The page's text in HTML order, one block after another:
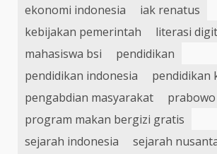
ekonomi indonesia
iak renatus
kebijakan pemerintah
literasi
mahasiswa bsi
pendidikan
pendidikan indonesia
pendidikan
pengabdian masyarakat
program makan bergizi gratis
sejarah indonesia
sejarah